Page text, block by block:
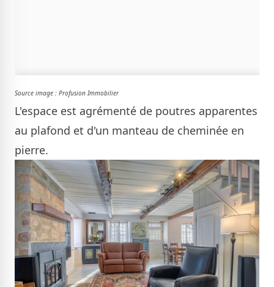
Source image : Profusion Immobilier
L'espace est agrémenté de poutres apparentes
au plafond et d'un manteau de cheminée en
pierre.